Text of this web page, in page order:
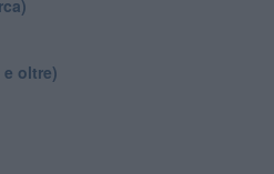
oltre)